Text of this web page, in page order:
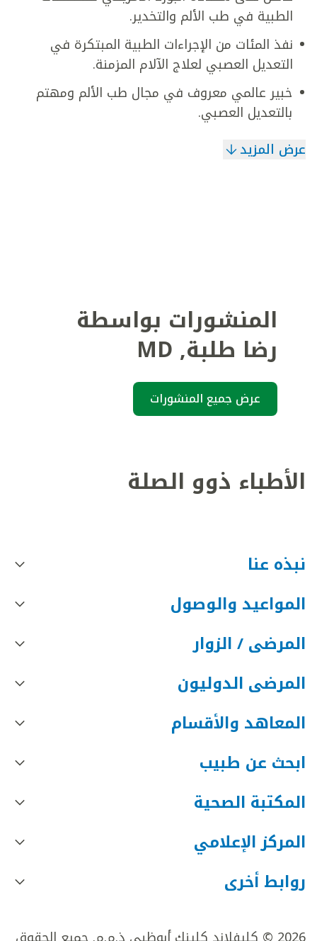
الطبية في طب الألم والتخدير.
نفذ المئات من الإجراءات الطبية المبتكرة في
التعديل العصبي لعلاج الآلام المزمنة.
خبير عالمي معروف في مجال طب الألم ومهتم
بالتعديل العصبي.
عرض المزيد
المنشورات بواسطة
رضا طلبة,
MD
عرض جميع المنشورات
الأطباء ذوو الصلة
نبذه عنا
المواعيد والوصول
المرضى / الزوار
المرضى الدوليون
المعاهد والأقسام
ابحث عن طبيب
المكتبة الصحية
المركز الإعلامي
روابط أخرى